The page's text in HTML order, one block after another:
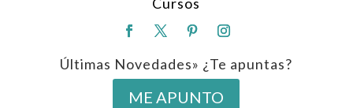
Últimas Novedades» ¿Te apuntas?
ME APUNTO